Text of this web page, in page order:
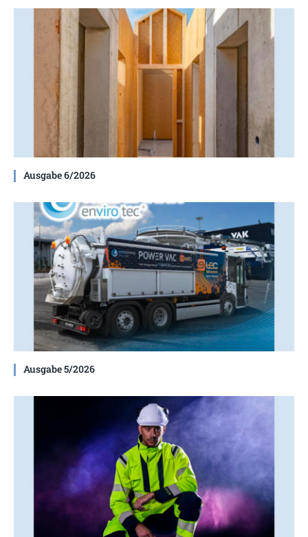
Ausgabe 6/2026
Ausgabe 5/2026